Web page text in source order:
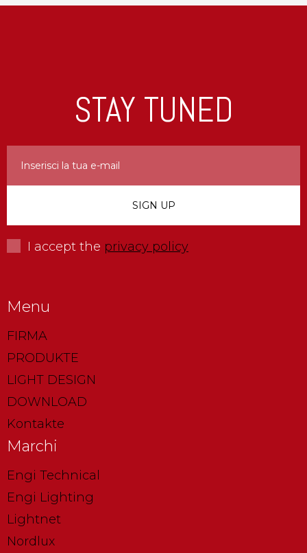
STAY TUNED
I accept the privacy policy
Menu
FIRMA
PRODUKTE
LIGHT DESIGN
DOWNLOAD
Kontakte
Marchi
Engi Technical
Engi Lighting
Lightnet
Nordlux